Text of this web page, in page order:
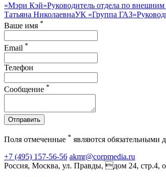
«Мэри Кэй»Руководитель отдела по
Татьяна НиколаевнаУК «Группа ГАЗ»
Ваше имя *
Email *
Телефон
Сообщение *
Отправить
Поля отмеченные * являются обязательными
+7 (495) 157-56-56 akmr@corpmedia.ru
Россия, Москва, ул. Правды, дом 24, стр.4,